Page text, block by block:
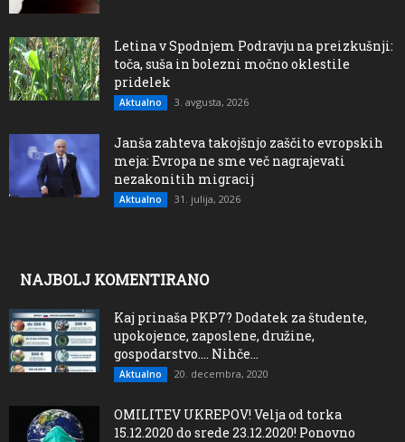
Letina v Spodnjem Podravju na preizkušnji:
toča, suša in bolezni močno oklestile
pridelek
Aktualno 3. avgusta, 2026
Janša zahteva takojšnjo zaščito evropskih
meja: Evropa ne sme več nagrajevati
nezakonitih migracij
Aktualno 31. julija, 2026
NAJBOLJ KOMENTIRANO
Kaj prinaša PKP7? Dodatek za študente,
upokojence, zaposlene, družine,
gospodarstvo…. Nihče...
Aktualno 20. decembra, 2020
OMILITEV UKREPOV! Velja od torka
15.12.2020 do srede 23.12.2020! Ponovno